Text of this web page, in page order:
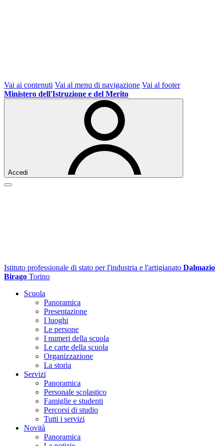
Vai ai contenuti Vai al menu di navigazione Vai al footer
Ministero dell'Istruzione e del Merito
Accedi
Istituto professionale di stato per l'industria e l'artigianato Dalmazio
Birago Torino
Scuola
Panoramica
Presentazione
I luoghi
Le persone
I numeri della scuola
Le carte della scuola
Organizzazione
La storia
Servizi
Panoramica
Personale scolastico
Famiglie e studenti
Percorsi di studio
Tutti i servizi
Novità
Panoramica